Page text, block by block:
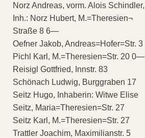
Norz Andreas, vorm. Alois Schindler,
Inh.: Norz Hubert, M.=Theresien¬
Straße 8 6—
Oefner Jakob, Andreas=Hofer=Str. 3
Pichl Karl, M.=Theresien=Str. 20 0—
Reisigl Gottfried, Innstr. 83
Schönach Ludwig, Burggraben 17
Seitz Hugo, Inhaberin: Witwe Elise
Seitz, Maria=Theresien=Str. 27
Seitz Karl, M.=Theresien=Str. 27
Trattler Joachim, Maximilianstr. 5